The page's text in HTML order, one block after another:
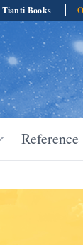
Tianti Books
Reference